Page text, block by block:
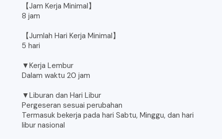
【Jam Kerja Minimal】
8 jam
【Jumlah Hari Kerja Minimal】
5 hari
▼Kerja Lembur
Dalam waktu 20 jam
▼Liburan dan Hari Libur
Pergeseran sesuai perubahan
Termasuk bekerja pada hari Sabtu, Minggu, dan hari
libur nasional